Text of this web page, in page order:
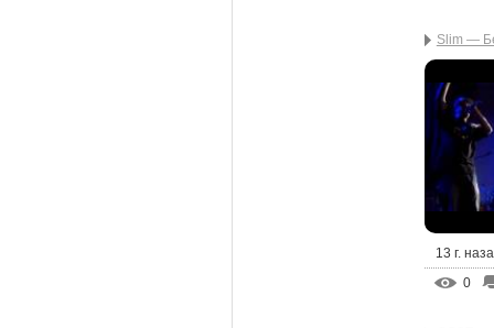
Slim —
13 г.
0